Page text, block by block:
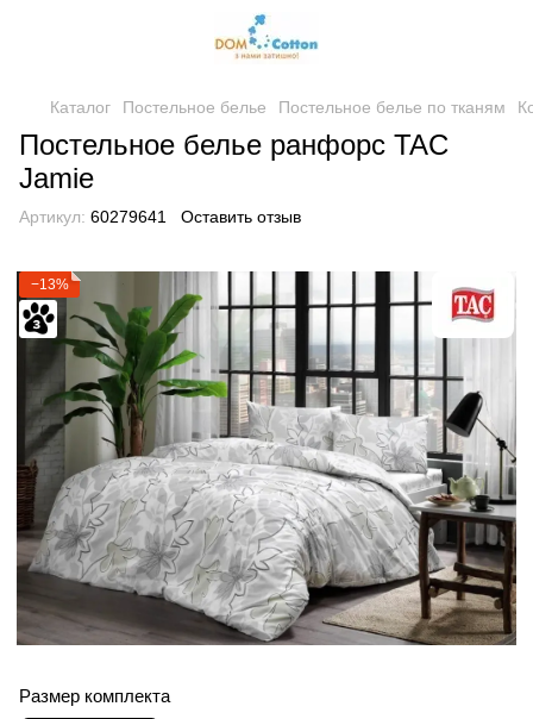
Каталог Постельное белье Постельное белье по тканям
Постельное белье ранфорс TAC
Jamie
Артикул: 60279641 Оставить отзыв
−13%
Размер комплекта